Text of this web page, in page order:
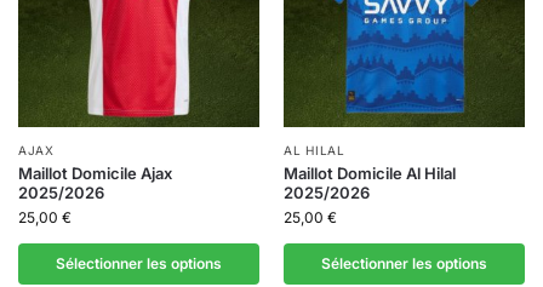
AJAX
Maillot Domicile Ajax
2025/2026
25,00 €
Sélectionner les options
AL HILAL
Maillot Domicile Al Hilal
2025/2026
25,00 €
Sélectionner les options